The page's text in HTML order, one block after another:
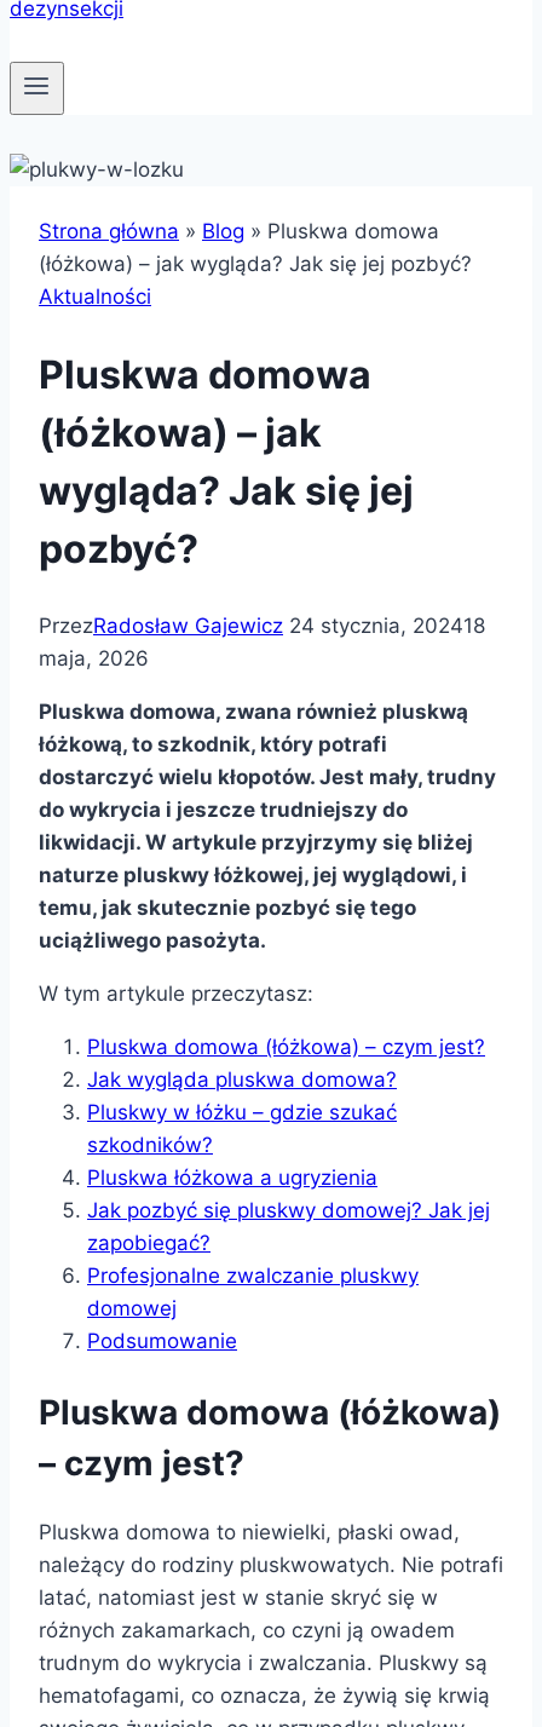
Strona główna » Blog » Pluskwa domowa
(łóżkowa) – jak wygląda? Jak się jej pozbyć?
Aktualności
Pluskwa domowa
(łóżkowa) – jak
wygląda? Jak się jej
pozbyć?
PrzezRadosław Gajewicz 24 stycznia, 202418
maja, 2026
Pluskwa domowa, zwana również pluskwą
łóżkową, to szkodnik, który potrafi
dostarczyć wielu kłopotów. Jest mały, trudny
do wykrycia i jeszcze trudniejszy do
likwidacji. W artykule przyjrzymy się bliżej
naturze pluskwy łóżkowej, jej wyglądowi, i
temu, jak skutecznie pozbyć się tego
uciążliwego pasożyta.
W tym artykule przeczytasz:
Pluskwa domowa (łóżkowa) – czym jest?
Jak wygląda pluskwa domowa?
Pluskwy w łóżku – gdzie szukać
szkodników?
Pluskwa łóżkowa a ugryzienia
Jak pozbyć się pluskwy domowej? Jak jej
zapobiegać?
Profesjonalne zwalczanie pluskwy
domowej
Podsumowanie
Pluskwa domowa (łóżkowa)
– czym jest?
Pluskwa domowa to niewielki, płaski owad,
należący do rodziny pluskwowatych. Nie potrafi
latać, natomiast jest w stanie skryć się w
różnych zakamarkach, co czyni ją owadem
trudnym do wykrycia i zwalczania. Pluskwy są
hematofagami, co oznacza, że żywią się krwią